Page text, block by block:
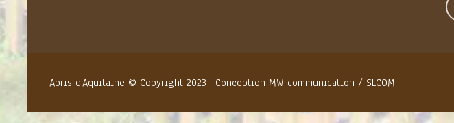
Abris d'Aquitaine © Copyright 2023 | Conception MW communication / SLCOM